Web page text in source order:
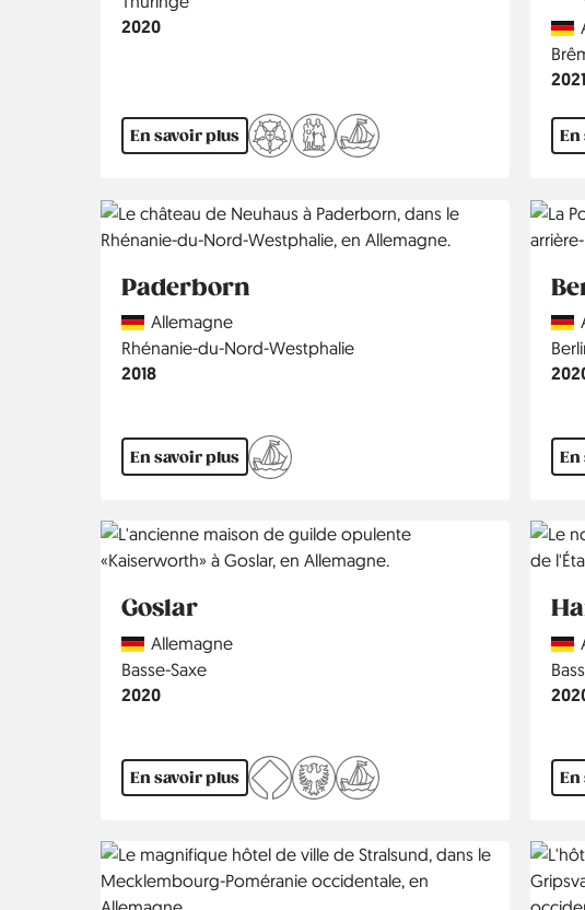
Année
2020
En savoir plus
2021
En
Paderborn
CountryAllemagne
Région
Rhénanie-du-Nord-Westphalie
Année
2018
En savoir plus En
Goslar
CountryAllemagne
Région
Basse-Saxe
Année
2020
En savoir plus En